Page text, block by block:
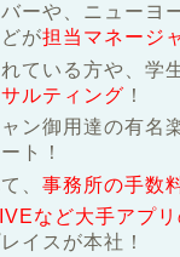
ーや、ニューヨ
が担当マネージ
ている方や、学
ルティング ！
ン御用達の有名
ト！
、 事務所の手数
など大手アプ
イスが本社！